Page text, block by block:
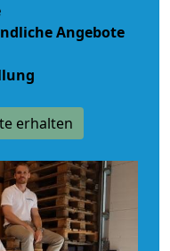
Angebote
erhalten